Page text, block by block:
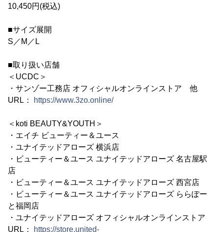
10,450円(税込)
■サイズ展開
S／M／L
■取り扱い店舗
＜UCDC＞
・サンゾー工務店 オフィシャルオンラインストア 他
URL：
https://www.3zo.online/
＜koti BEAUTY&YOUTH＞
・エイチ ビューティー＆ユース
・ユナイテッドアローズ 横浜店
・ビューティー＆ユース ユナイテッドアローズ 名古屋駅
店
・ビューティー＆ユース ユナイテッドアローズ 西宮店
・ビューティー＆ユース ユナイテッドアローズ ららぽー
と福岡店
・ユナイテッドアローズ オフィシャルオンラインストア
URL：
https://store.united-